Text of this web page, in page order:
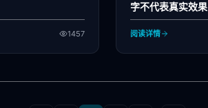
1457
字不代表真实效果
阅读详情